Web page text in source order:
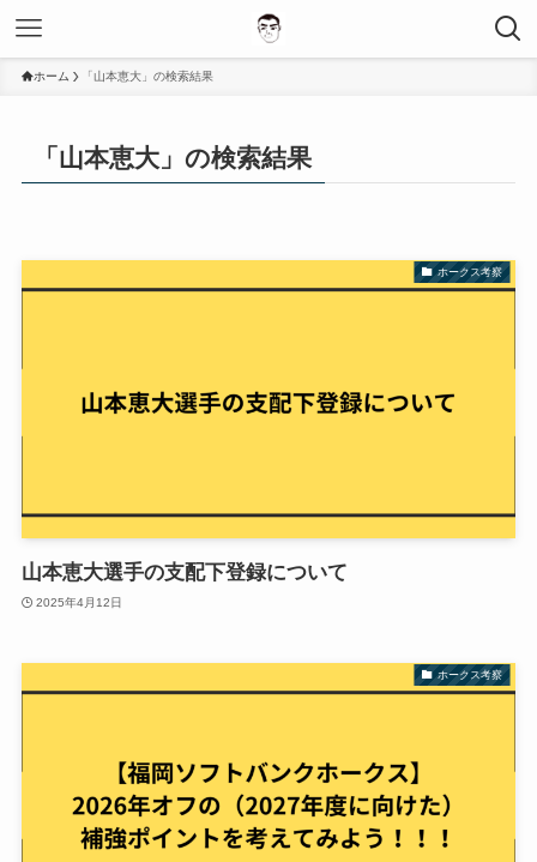
ホーム 「山本恵大」の検索結果
「山本恵大」の検索結果
ホークス考察
山本恵大選手の支配下登録について
2025年4月12日
ホークス考察